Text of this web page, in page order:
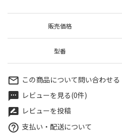
販売価格
型番
mail_outline この商品について問い合わせる
textsms レビューを見る(0件)
rate_review レビューを投稿
help_outline 支払い・配送について